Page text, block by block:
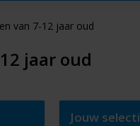
van 7-12 jaar oud
jaar oud
Jouw